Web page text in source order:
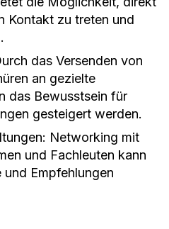
Kontakt zu treten und
das Versenden von
an gezielte
das Bewusstsein für
gesteigert werden.
Networking mit
und Fachleuten kann
Empfehlungen